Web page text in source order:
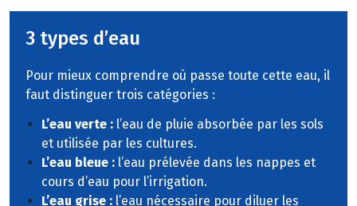
3 types d’eau
Pour mieux comprendre où passe toute cette eau, il
faut distinguer trois catégories :
L’eau verte : l’eau de pluie absorbée par les sols
et utilisée par les cultures.
L’eau bleue : l’eau prélevée dans les nappes et
cours d’eau pour l’irrigation.
L’eau grise : l’eau nécessaire pour diluer les